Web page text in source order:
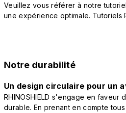
Veuillez vous référer à notre
une expérience optimale. Tutoriels
Notre durabilité
Un design circulaire pour un
RHINOSHIELD s'engage en faveur
durable. En prenant en compte